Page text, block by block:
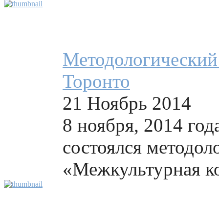
Торонто
21 Ноябрь 2014
8 ноября, 2014
состоялся
«Межкультурная